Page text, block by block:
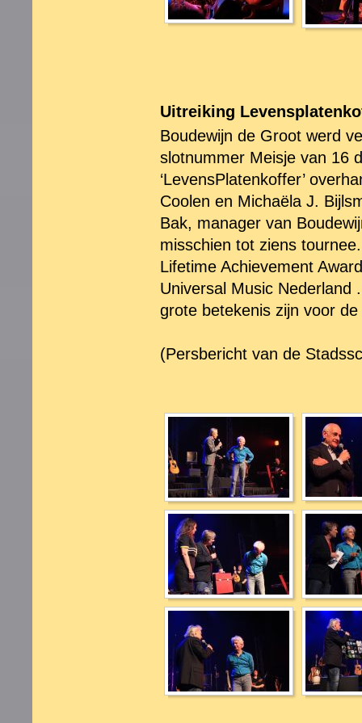
Uitreiking
Boudewijn de Groot werd
slotnummer Meisje van 16
‘LevensPlatenkoffer’
Coolen en Michaëla J.
Bak, manager van
misschien tot ziens
Lifetime Achievement
Universal Music Nederland
grote betekenis zijn voor
(Persbericht van de